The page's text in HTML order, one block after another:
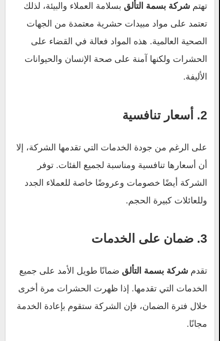
تهتم شركة بسمة التألق بسلامة العملاء والبيئة، لذلك
تعتمد على مواد مبيدات حشرية معتمدة من الجهات
الصحية العالمية. هذه المواد فعالة في القضاء على
الحشرات ولكنها آمنة على صحة الإنسان والحيوانات
الأليفة.
2. أسعار تنافسية
على الرغم من جودة الخدمات التي تقدمها الشركة، إلا
أن أسعارها تنافسية ومناسبة لجميع الفئات. توفر
الشركة أيضًا خصومات وعروضًا خاصة للعملاء الجدد
وللعائلات كبيرة الحجم.
3. ضمان على الخدمات
تقدم شركة بسمة التألق ضمانًا طويل الأمد على جميع
الخدمات التي تقدمها. إذا ظهرت الحشرات مرة أخرى
خلال فترة الضمان، فإن الشركة ستقوم بإعادة الخدمة
مجانًا.